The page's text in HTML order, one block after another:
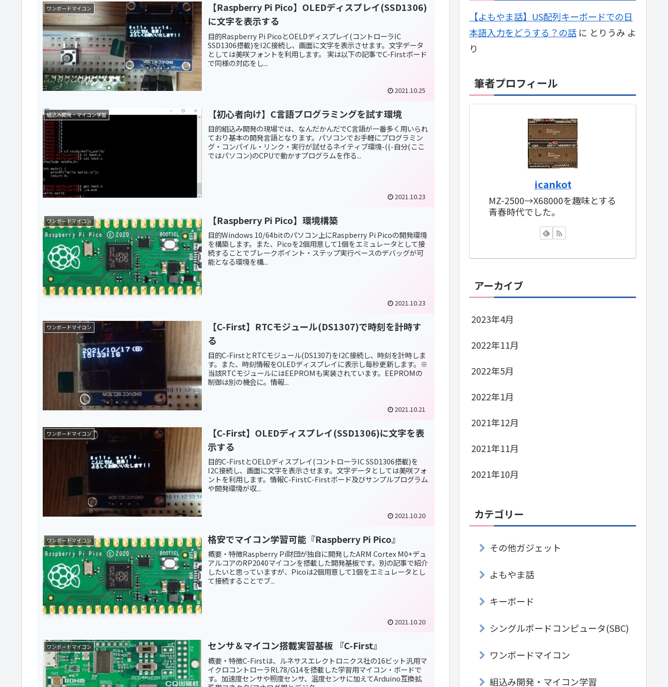
ワンボードマイコン
【Raspberry Pi Pico】OLEDディスプレイ(SSD1306)
に文字を表示する
目的Raspberry Pi PicoとOELDディスプレイ(コントローラIC
SSD1306搭載)をI2C接続し、画面に文字を表示させます。文字データ
としては美咲フォントを利用します。 実は以下の記事でC-Firstボード
で同様の対応をし...
2021.10.25
組込み開発・マイコン学習 【初心者向け】C言語プログラミングを試す環境
目的組込み開発の現場では、なんだかんだでC言語が一番多く用いられ
ており基本の開発言語となります。パソコンでお手軽にプログラミン
グ・コンパイル・リンク・実行が試せるネイティブ環境-((-自分(ここ
ではパソコン)のCPUで動かすプログラムを作る...
2021.10.23
ワンボードマイコン 【Raspberry Pi Pico】環境構築
目的Windows 10/64bitのパソコン上にRaspberry Pi Picoの開発環境
を構築します。また、Picoを2個用意して1個をエミュレータとして接
続することでブレークポイント・ステップ実行ベースのデバッグが可
能となる環境を構...
2021.10.23
ワンボードマイコン
【C-First】RTCモジュール(DS1307)で時刻を計時す
る
目的C-FirstとRTCモジュール(DS1307)をI2C接続し、時刻を計時しま
す。また、時刻情報をOLEDディスプレイに表示し毎秒更新します。※
当該RTCモジュールにはEEPROMも実装されています。EEPROMの
制御は別の機会に。情報...
2021.10.21
ワンボードマイコン
【C-First】OLEDディスプレイ(SSD1306)に文字を表
示する
目的C-FirstとOELDディスプレイ(コントローラIC SSD1306搭載)を
I2C接続し、画面に文字を表示させます。文字データとしては美咲フォ
ントを利用します。情報C-FirstC-Firstボード及びサンプルプログラム
や開発環境が収...
2021.10.20
ワンボードマイコン 格安でマイコン学習可能『Raspberry Pi Pico』
概要・特徴Raspberry Pi財団が独自に開発したARM Cortex M0+デュ
アルコアのRP2040マイコンを搭載した開発基板です。別の記事で紹介
したいと思っていますが、Picoは2個用意して1個をエミュレータとし
て接続することでブ...
2021.10.20
ワンボードマイコン センサ＆マイコン搭載実習基板 『C-First』
概要・特徴C-Firstは、ルネサスエレクトロニクス社の16ビット汎用マ
イクロコントローラRL78/G14を搭載した学習用マイコン・ボードで
す。加速度センサや照度センサ、温度センサに加えてArduino互換拡
【よもやま話】US配列キーボードでの日
本語入力をどうする？の話 に とりうみ よ
り
筆者プロフィール
icankot
MZ-2500→X68000を趣味とする
青春時代でした。
アーカイブ
2023年4月
2022年11月
2022年5月
2022年1月
2021年12月
2021年11月
2021年10月
カテゴリー
その他ガジェット
よもやま話
キーボード
シングルボードコンピュータ(SBC)
ワンボードマイコン
組込み開発・マイコン学習